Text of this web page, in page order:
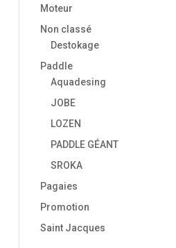
Moteur
Non classé
Destokage
Paddle
Aquadesing
JOBE
LOZEN
PADDLE GÉANT
SROKA
Pagaies
Promotion
Saint Jacques